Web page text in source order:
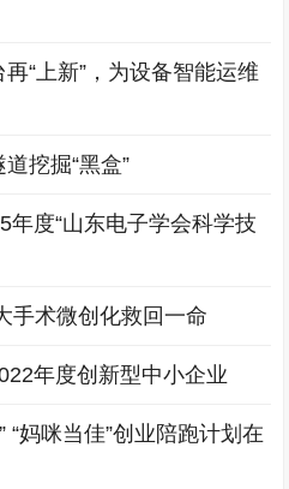
“上新”，为设备智能运维
挖掘“黑盒”
度“山东电子学会科学技
手术微创化救回一命
年度创新型中小企业
“妈咪当佳”创业陪跑计划在